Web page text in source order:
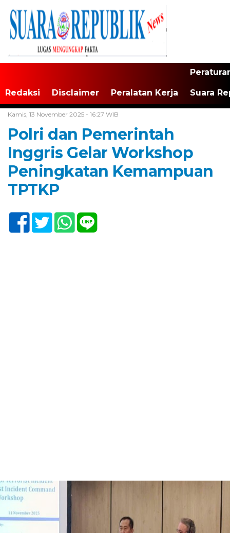
Redaksi Disclaimer Peralatan Kerja Suara
Kamis, 13 November 2025 - 16:27 WIB
Polri dan Pemerintah
Inggris Gelar Workshop
Peningkatan Kemampuan
TPTKP